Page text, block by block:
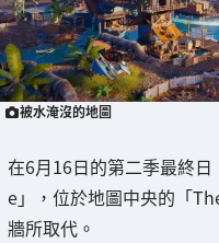
被水淹沒的地圖
在6月16日的第二季最終
e」，位於地圖中央的「
牆所取代。